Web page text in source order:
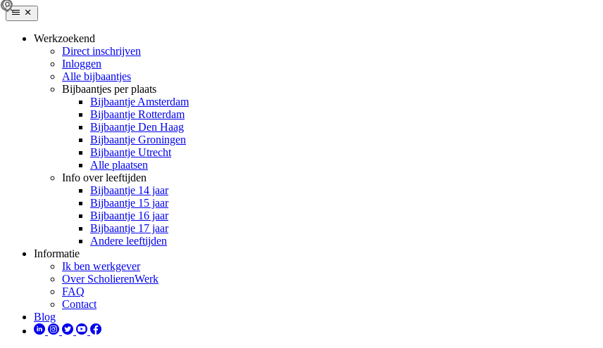
Werkzoekend
Direct inschrijven
Inloggen
Alle bijbaantjes
Bijbaantjes per plaats
Bijbaantje Amsterdam
Bijbaantje Rotterdam
Bijbaantje Den Haag
Bijbaantje Groningen
Bijbaantje Utrecht
Alle plaatsen
Info over leeftijden
Bijbaantje 14 jaar
Bijbaantje 15 jaar
Bijbaantje 16 jaar
Bijbaantje 17 jaar
Andere leeftijden
Informatie
Ik ben werkgever
Over ScholierenWerk
FAQ
Contact
Blog